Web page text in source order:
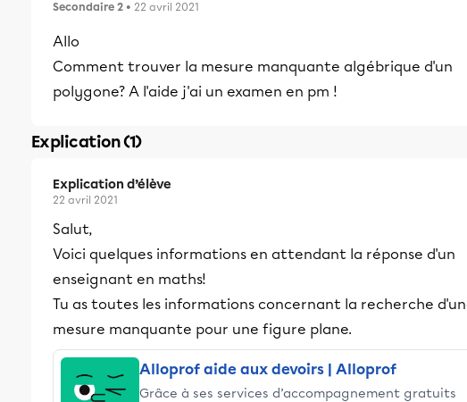
Secondaire 2 • 22 avril 2021
Allo
Comment trouver la mesure manquante algébrique d'un
polygone? A l'aide j'ai un examen en pm !
Explication (1)
Explication d’élève
22 avril 2021
Salut,
Voici quelques informations en attendant la réponse d'un
enseignant en maths!
Tu as toutes les informations concernant la recherche
mesure manquante pour une figure plane.
Alloprof aide aux devoirs | Alloprof
Grâce à ses services d’accompagnement gratuits